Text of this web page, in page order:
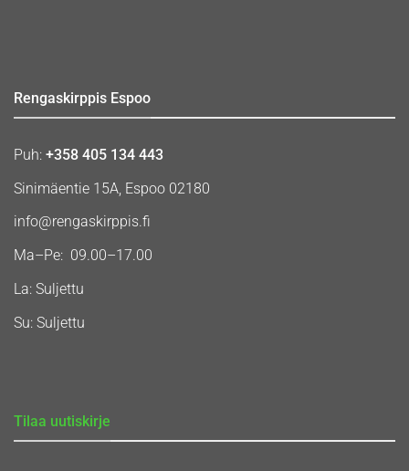
Rengaskirppis Espoo
Puh: +358 405 134 443
Sinimäentie 15A, Espoo 02180
info@rengaskirppis.fi
Ma–Pe: 09.00–17.00
La: Suljettu
Su: Suljettu
Tilaa uutiskirje